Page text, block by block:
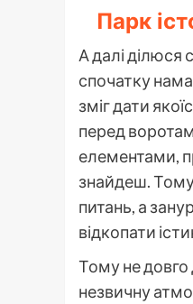
Парк
А далі
спочатку
зміг дати
перед
елементами,
знайдеш. Тому
питань, а
відкопати
Тому не довго
незвичну